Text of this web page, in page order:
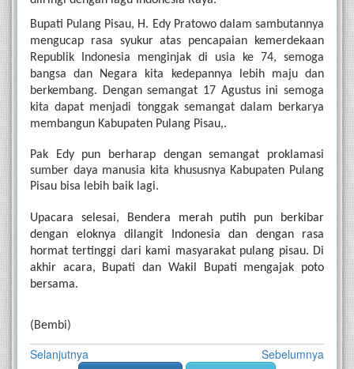
Bupati Pulang Pisau, H. Edy Pratowo dalam sambutannya
mengucap rasa syukur atas pencapaian kemerdekaan
Republik Indonesia menginjak di usia ke 74, semoga
bangsa dan Negara kita kedepannya lebih maju dan
berkembang. Dengan semangat 17 Agustus ini semoga
kita dapat menjadi tonggak semangat dalam berkarya
membangun Kabupaten Pulang Pisau,.
Pak Edy pun berharap dengan semangat proklamasi
sumber daya manusia kita khususnya Kabupaten Pulang
Pisau bisa lebih baik lagi.
Upacara selesai, Bendera merah putih pun berkibar
dengan eloknya dilangit Indonesia dan dengan rasa
hormat tertinggi dari kami masyarakat pulang pisau. Di
akhir acara, Bupati dan Wakil Bupati mengajak poto
bersama.
(Bembi)
Selanjutnya Sebelumnya